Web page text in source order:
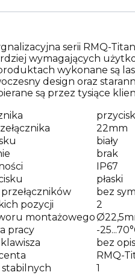
serii RMQ-
wymagających
wykonane są
design oraz
są przez tysiące
22mm
biały
brak
IP67
płaski
przełączników
bez
pozycji
2
montażowego
pracy
-
bez
RMQ-
stabilnych
1